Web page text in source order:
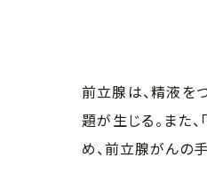
前立腺は、精液を
題が生じる。また
め、前立腺がんの